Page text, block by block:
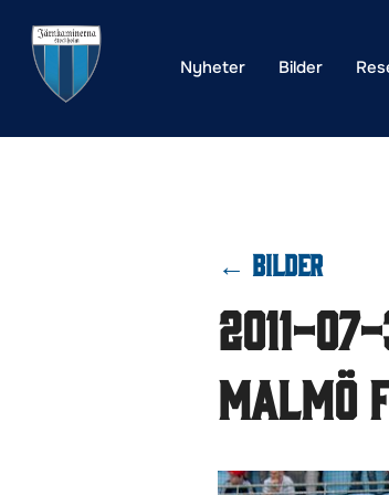
innehåll
Nyheter Bilder
← BILDER
2011-
Malmö